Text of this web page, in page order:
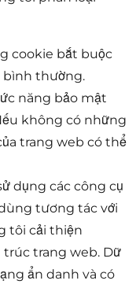
cookie bắt buộc
bình thường.
năng bảo mật
không có những
trang web có thể
dụng các công cụ
tương tác với
tôi cải thiện
trang web. Dữ
ẩn danh và có